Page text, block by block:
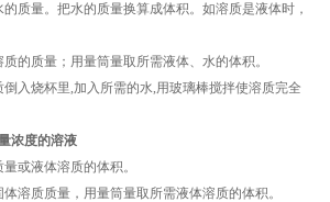
质量。把水的质量换算成体积。如溶质是液体时，
的质量；用量筒量取所需液体、水的体积。
入烧杯里,加入所需的水,用玻璃棒搅拌使溶质完全
浓度的溶液
或液体溶质的体积。
溶质质量，用量筒量取所需液体溶质的体积。